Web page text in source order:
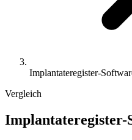
Implantateregister-
Vergleich
Implantateregister-